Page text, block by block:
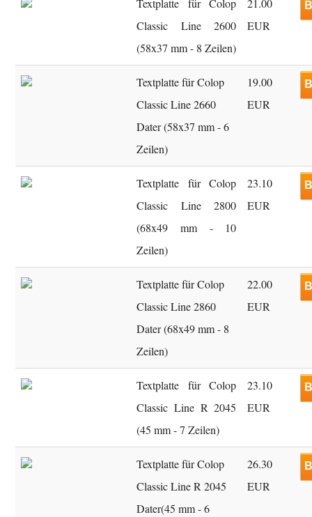
Textplatte für Colop
Classic Line 2600
(58x37 mm - 8 Zeilen)
21.00
EUR
Textplatte für Colop
Classic Line 2660
Dater (58x37 mm - 6
Zeilen)
19.00
EUR
Textplatte für Colop
Classic Line 2800
(68x49 mm - 10
Zeilen)
23.10
EUR
Textplatte für Colop
Classic Line 2860
Dater (68x49 mm - 8
Zeilen)
22.00
EUR
Textplatte für Colop
Classic Line R 2045
(45 mm - 7 Zeilen)
23.10
EUR
Textplatte für Colop
Classic Line R 2045
Dater(45 mm - 6
26.30
EUR